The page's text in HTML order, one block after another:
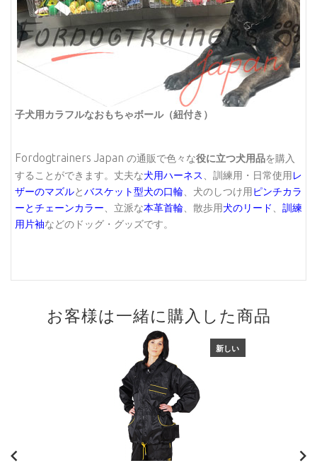
子犬用カラフルなおもちゃボール（紐付き）
Fordogtrainers Japan の通販で色々な役に立つ犬用品を購入
することができます。丈夫な犬用ハーネス 、訓練用・日常使用 レ
ザーのマズルとバスケット型犬の口輪 、犬のしつけ用 ピンチカラ
ーとチェーンカラー 、立派な本革首輪 、散歩用犬のリード
訓練
用片袖などのドッグ・グッズです。
お客様は一緒に購入した商品
新しい